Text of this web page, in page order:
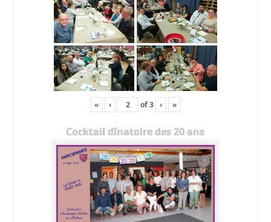
« ‹ of3 › »
Cocktail dînatoire des 20 ans